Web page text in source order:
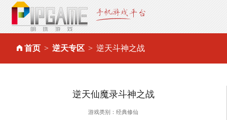
首页 逆天专区 逆天斗神之战
逆天仙魔录斗神之战
游戏类别：经典修仙